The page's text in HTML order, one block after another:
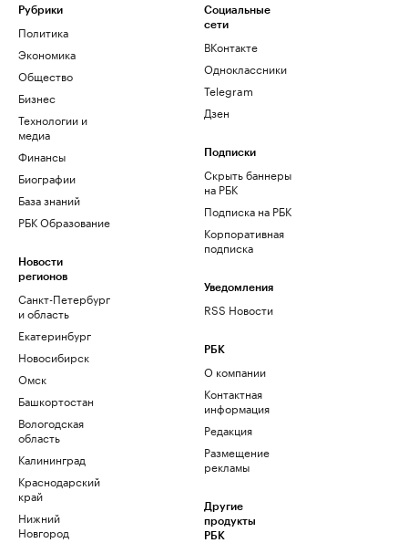
Рубрики
Политика
Экономика
Общество
Бизнес
Технологии и
медиа
Финансы
Биографии
База знаний
РБК Образование
Новости
регионов
Санкт-Петербург
и область
Екатеринбург
Новосибирск
Омск
Башкортостан
Вологодская
область
Калининград
Краснодарский
край
Нижний
Новгород
Социальные
сети
ВКонтакте
Одноклассники
Telegram
Дзен
Подписки
Скрыть баннеры
на РБК
Подписка на РБК
Корпоративная
подписка
Уведомления
RSS Новости
РБК
О компании
Контактная
информация
Редакция
Размещение
рекламы
Другие
продукты
РБК